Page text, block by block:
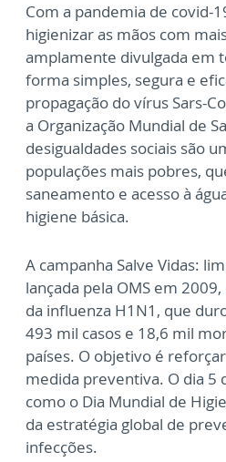
Com a pandemia de covid-
higienizar as mãos com
amplamente divulgada em
forma simples, segura e
propagação do vírus Sars-
a Organização Mundial de
desigualdades sociais são
populações mais pobres,
saneamento e acesso à
higiene básica.
A campanha Salve Vidas:
lançada pela OMS em
da influenza H1N1, que
493 mil casos e 18,6 mil
países. O objetivo é
medida preventiva. O dia 5
como o Dia Mundial de
da estratégia global de
infecções.